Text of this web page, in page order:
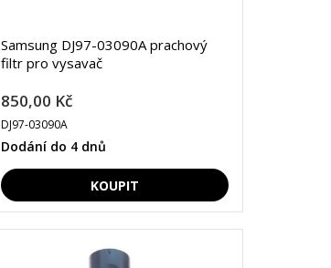
Samsung DJ97-03090A prachový
filtr pro vysavač
850,00 Kč
DJ97-03090A
Dodání do 4 dnů